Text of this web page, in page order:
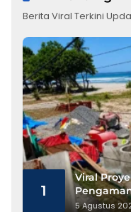
Berita Viral Terkini
1
Viral
Gunakan
5 Agustus